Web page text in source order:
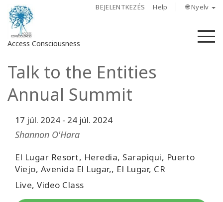
BEJELENTKEZÉS Help 🌐 Nyelv
Access Consciousness
Bejelentkezés
fiókba
Rólunk
Bars
Régiók
Talk to the Entities
Annual Summit
17 júl. 2024 - 24 júl. 2024
Shannon O'Hara
El Lugar Resort, Heredia, Sarapiqui, Puerto
Viejo, Avenida El Lugar,, El Lugar, CR
Live, Video Class